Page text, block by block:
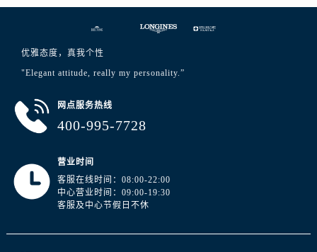
优雅态度，真我个性
"Elegant attitude, really my personality.”
网点服务热线
400-995-7728
营业时间
客服在线时间：08:00-22:00
中心营业时间：09:00-19:30
客服及中心节假日不休